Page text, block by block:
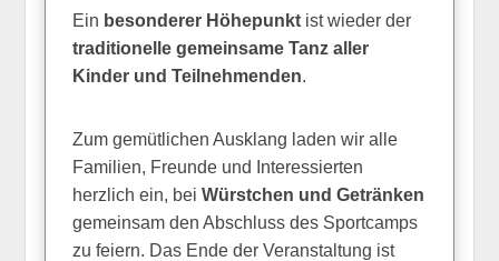
Ein besonderer Höhepunkt ist wieder der
traditionelle gemeinsame Tanz aller
Kinder und Teilnehmenden.
Zum gemütlichen Ausklang laden wir alle
Familien, Freunde und Interessierten
herzlich ein, beiWürstchen und Getränken
gemeinsam den Abschluss des Sportcamps
zu feiern. Das Ende der Veranstaltung ist